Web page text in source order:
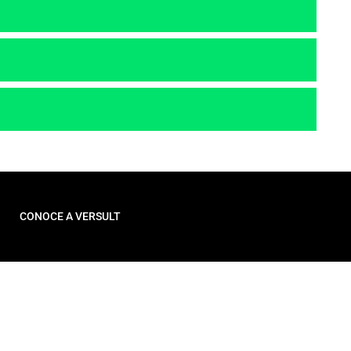
CONOCE A VERSULT